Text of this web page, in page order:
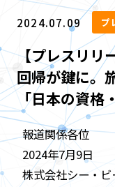
2024.07.09 プ
【プレスリリ
回帰が鍵に。
「日本の資
報道関係各位
2024年7月9日
株式会社シー・